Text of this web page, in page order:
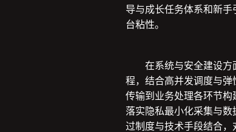
导与成长任务体系和新
台粘性。
在系统与安全建设方
程，结合高并发调度与弹
传输到业务处理各环节构
落实隐私最小化采集与
过制度与技术手段结合，